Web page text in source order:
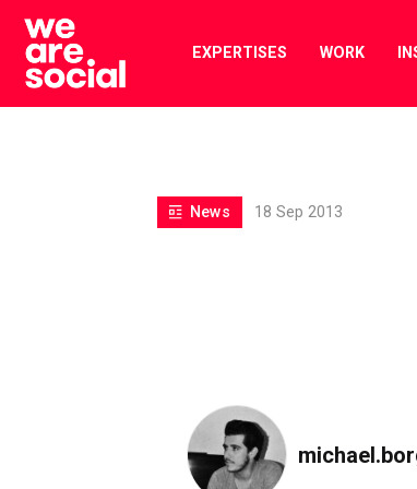
Skip
content
EXPERTISES WORK
News 18 Sep 2013